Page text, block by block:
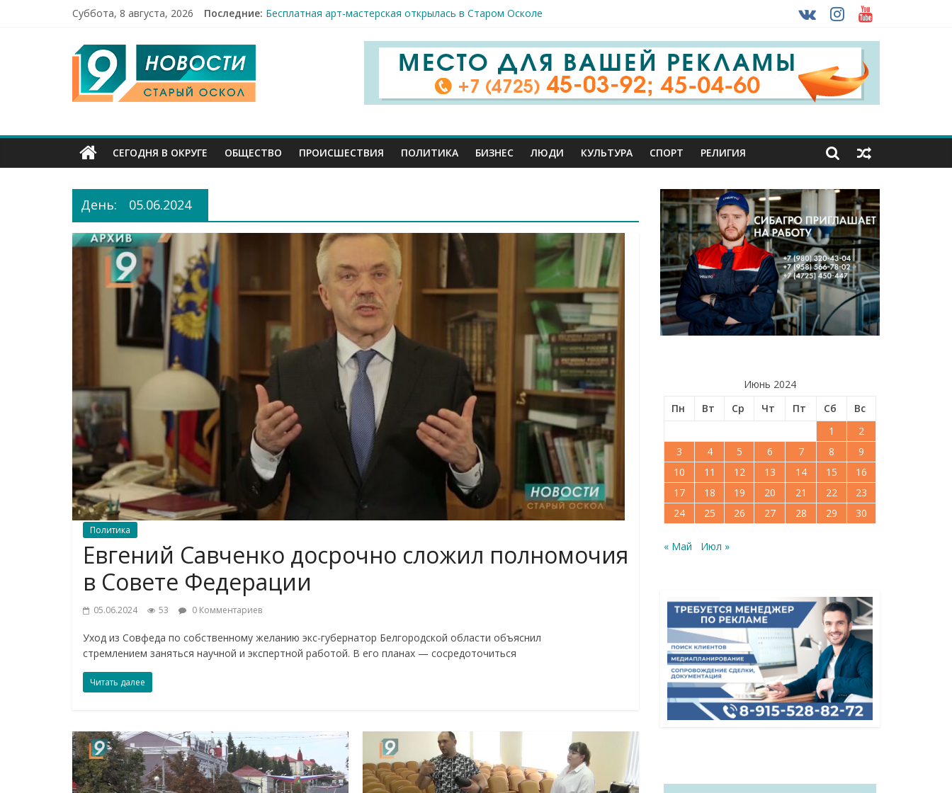
Суббота, 8 августа, 2026 Последние: Праздник спорта и достижений: в Старом Осколе отметили День физкультурника
12 человек пострадали сегодня при новых ударах ВСУ по нашему региону
49,5 млн руб. похитили мошенники у жителей Белгородчины под предлогом ввоза машин из-за рубежа
Строители принимают поздравления с профессиональным праздником
9
Канал
Старый
Оскол
СЕГОДНЯ В ОКРУГЕ ОБЩЕСТВО ПРОИСШЕСТВИЯ ПОЛИТИКА БИЗНЕС ЛЮДИ КУЛЬТУРА СПОРТ РЕЛИГИЯ
День: 05.06.2024
Политика
Евгений Савченко досрочно сложил полномочия
в Совете Федерации
05.06.2024 53 0 Комментариев
Уход из Совфеда по собственному желанию экс-губернатор Белгородской области объяснил
стремлением заняться научной и экспертной работой. В его планах — сосредоточиться
Читать далее
Июнь 2024
Пн
Вт Ср Чт Пт Сб
Вс
1
2
3
4 5 6 7 8
9
10
11 12 13 14 15
16
17
18 19 20 21 22
23
24
25 26 27 28 29 30
« Май Июл »